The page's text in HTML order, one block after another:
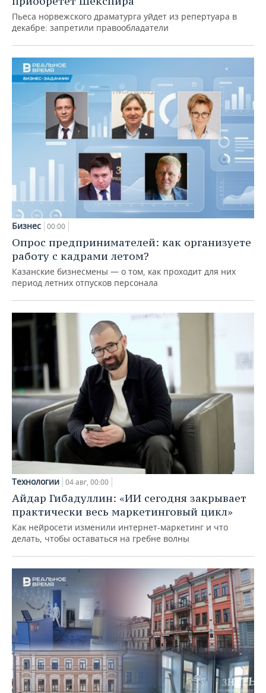
Пьеса норвежского драматурга уйдет из репертуара в
декабре: запретили правообладатели
Бизнес 00:00
Опрос предпринимателей: как организуете
работу с кадрами летом?
Казанские бизнесмены — о том, как проходит для них
период летних отпусков персонала
Технологии 04 авг, 00:00
Айдар Гибадуллин: «ИИ сегодня закрывает
практически весь маркетинговый цикл»
Как нейросети изменили интернет-маркетинг и что
делать, чтобы оставаться на гребне волны